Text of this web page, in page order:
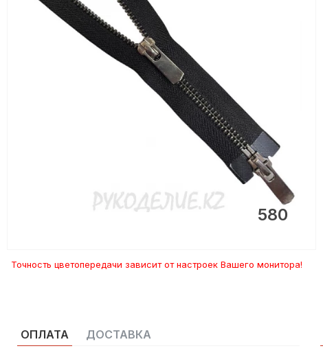
580
Точность цветопередачи зависит от настроек Вашего монитора!
ОПЛАТА ДОСТАВКА